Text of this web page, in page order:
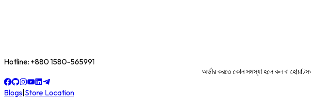
Hotline: +880 1580-565991
অর্ডার করতে কোন সমস্যা হলে কল বা
Blogs Store Location